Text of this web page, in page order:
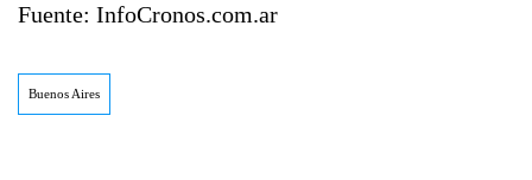
Fuente: InfoCronos.com.ar
Buenos Aires